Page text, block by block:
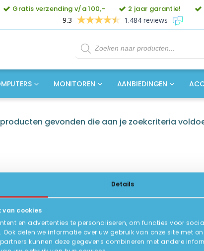
Details
van cookies
en advertenties te personaliseren, om functies voor
Ook delen we informatie over uw gebruik van onze site met
kunnen deze gegevens combineren met andere
Gratis verzending v/a 100,- 2 jaar garantie!
9.3
1.484 reviews
Producten
zoeken
MONITOREN AANBIEDINGEN
gevonden die aan je zoekcriteria
INFORMATIE
Over Ons